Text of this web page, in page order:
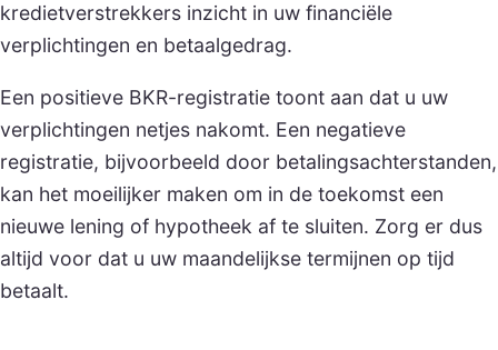
kredietverstrekkers inzicht in uw financiële
verplichtingen en betaalgedrag.
Een positieve BKR-registratie toont aan dat u uw
verplichtingen netjes nakomt. Een negatieve
registratie, bijvoorbeeld door betalingsachterstanden,
kan het moeilijker maken om in de toekomst een
nieuwe lening of hypotheek af te sluiten. Zorg er dus
altijd voor dat u uw maandelijkse termijnen op tijd
betaalt.